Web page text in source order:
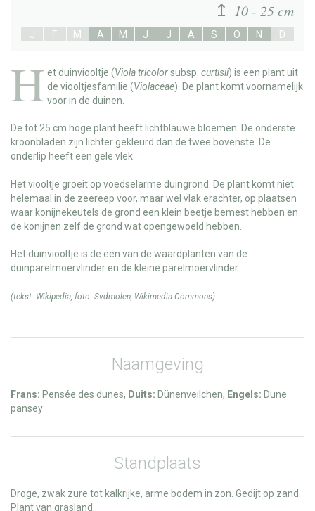
10 - 25 cm
J F M A M J J A S O N D
H et duinviooltje (Viola tricolorsubsp.curtisii) is een plant uit
de viooltjesfamilie (Violaceae). De plant komt voornamelijk
voor in de duinen.
De tot 25 cm hoge plant heeft lichtblauwe bloemen. De onderste
kroonbladen zijn lichter gekleurd dan de twee bovenste. De
onderlip heeft een gele vlek.
Het viooltje groeit op voedselarme duingrond. De plant komt niet
helemaal in de zeereep voor, maar wel vlak erachter, op plaatsen
waar konijnekeutels de grond een klein beetje bemest hebben en
de konijnen zelf de grond wat opengewoeld hebben.
Het duinviooltje is de een van de waardplanten van de
duinparelmoervlinder en de kleine parelmoervlinder.
(tekst: Wikipedia, foto: Svdmolen, Wikimedia Commons)
Naamgeving
Frans: Pensée des dunes, Duits: Dünenveilchen, Engels: Dune
pansey
Standplaats
Droge, zwak zure tot kalkrijke, arme bodem in zon. Gedijt op zand.
Plant van grasland.